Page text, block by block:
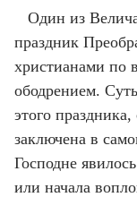
Один из
праздник
христианами по
ободрением.
этого
заключена в
Господне
или начала